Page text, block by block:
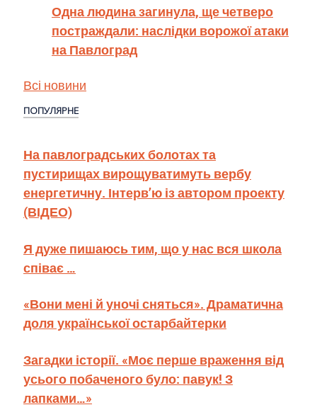
Одна людина загинула, ще четверо
постраждали: наслідки ворожої атаки
на Павлоград
Всі новини
ПОПУЛЯРНЕ
На павлоградських болотах та
пустирищах вирощуватимуть вербу
енергетичну. Інтерв’ю із автором проекту
(ВІДЕО)
Я дуже пишаюсь тим, що у нас вся школа
співає …
«Вони мені й уночі сняться». Драматична
доля української остарбайтерки
Загадки історії. «Моє перше враження від
усього побаченого було: павук! З
лапками…»